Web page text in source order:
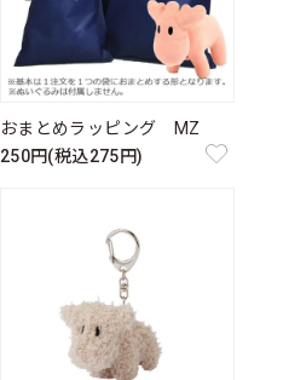
おまとめラッピング MZ
250円(税込275円)